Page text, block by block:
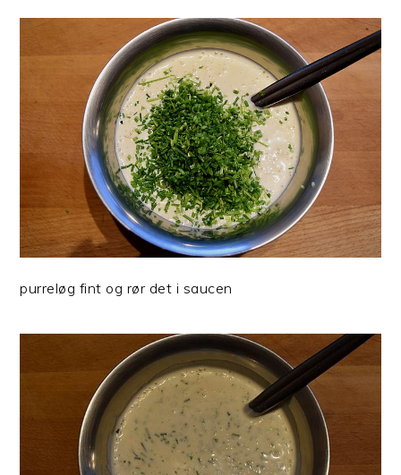
purreløg fint og rør det i saucen